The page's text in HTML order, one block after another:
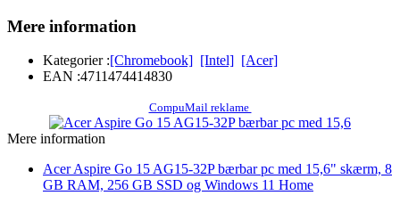
Mere information
Kategorier :[Chromebook] [Intel] [Acer]
EAN :4711474414830
CompuMail reklame
Mere information
Acer Aspire Go 15 AG15-32P bærbar pc med 15,6" skærm, 8
GB RAM, 256 GB SSD og Windows 11 Home